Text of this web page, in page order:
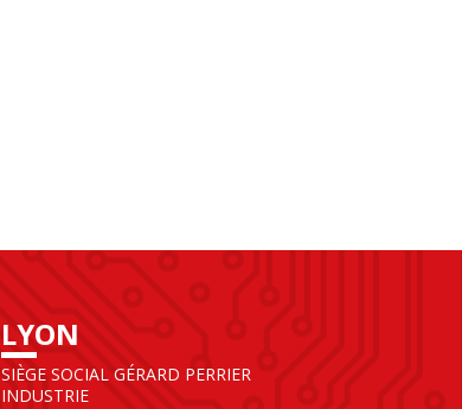
LYON
SIÈGE SOCIAL GÉRARD PERRIER
INDUSTRIE